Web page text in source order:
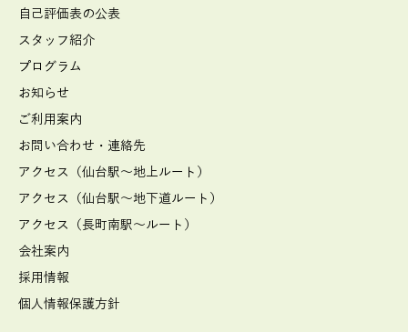
自己評価表の公表
スタッフ紹介
プログラム
お知らせ
ご利用案内
お問い合わせ・連絡先
アクセス（仙台駅～地上ルート）
アクセス（仙台駅～地下道ルート）
アクセス（長町南駅～ルート）
会社案内
採用情報
個人情報保護方針